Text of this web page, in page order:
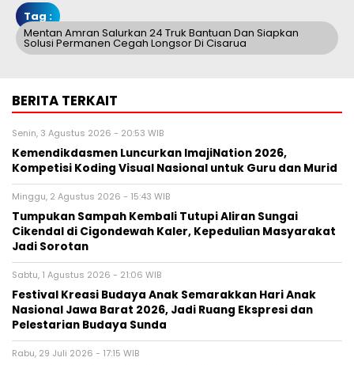
Tag :
Mentan Amran Salurkan 24 Truk Bantuan Dan Siapkan
Solusi Permanen Cegah Longsor Di Cisarua
BERITA TERKAIT
Senin, 3 Agustus 2026 - 20:53 WIB
Kemendikdasmen Luncurkan ImajiNation 2026,
Kompetisi Koding Visual Nasional untuk Guru dan Murid
Minggu, 2 Agustus 2026 - 15:43 WIB
Tumpukan Sampah Kembali Tutupi Aliran Sungai
Cikendal di Cigondewah Kaler, Kepedulian Masyarakat
Jadi Sorotan
Sabtu, 1 Agustus 2026 - 21:06 WIB
Festival Kreasi Budaya Anak Semarakkan Hari Anak
Nasional Jawa Barat 2026, Jadi Ruang Ekspresi dan
Pelestarian Budaya Sunda
Rabu, 29 Juli 2026 - 17:15 WIB